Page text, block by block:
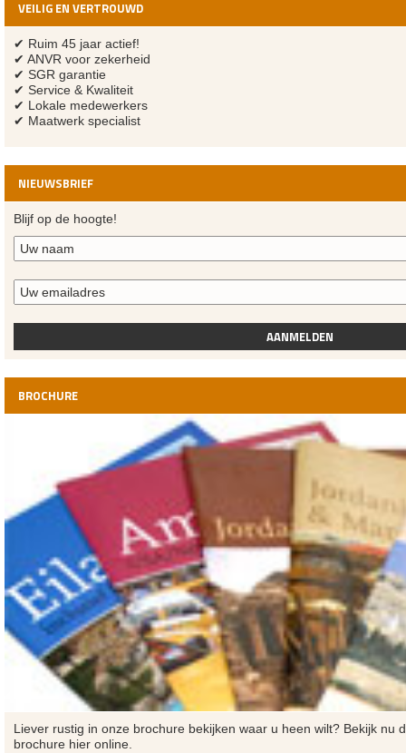
VEILIG EN VERTROUWD
✔ Ruim 45 jaar actief!
✔ ANVR voor zekerheid
✔ SGR garantie
✔ Service & Kwaliteit
✔ Lokale medewerkers
✔ Maatwerk specialist
NIEUWSBRIEF
Blijf op de hoogte!
AANMELDEN
BROCHURE
Liever rustig in onze brochure bekijken waar u heen wilt? Bekijk nu
brochure hier online.